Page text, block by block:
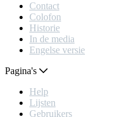
Contact
Colofon
Historie
In de media
Engelse versie
Pagina's
Help
Lijsten
Gebruikers